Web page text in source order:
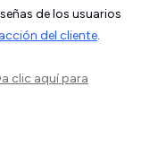
de los usuarios
del cliente.
clic aquípara